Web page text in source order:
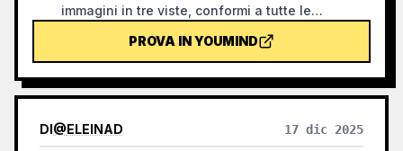
immagini in tre viste, conformi a tutte le
già definiti come modello di stile principale e,
dopo la generazione, verifica i risultati con una
checklist. Così puoi evitare sprechi di crediti
durante la generazione delle immagini.
PROVA IN YOUMIND
DI@ELEINAD 17 dic 2025